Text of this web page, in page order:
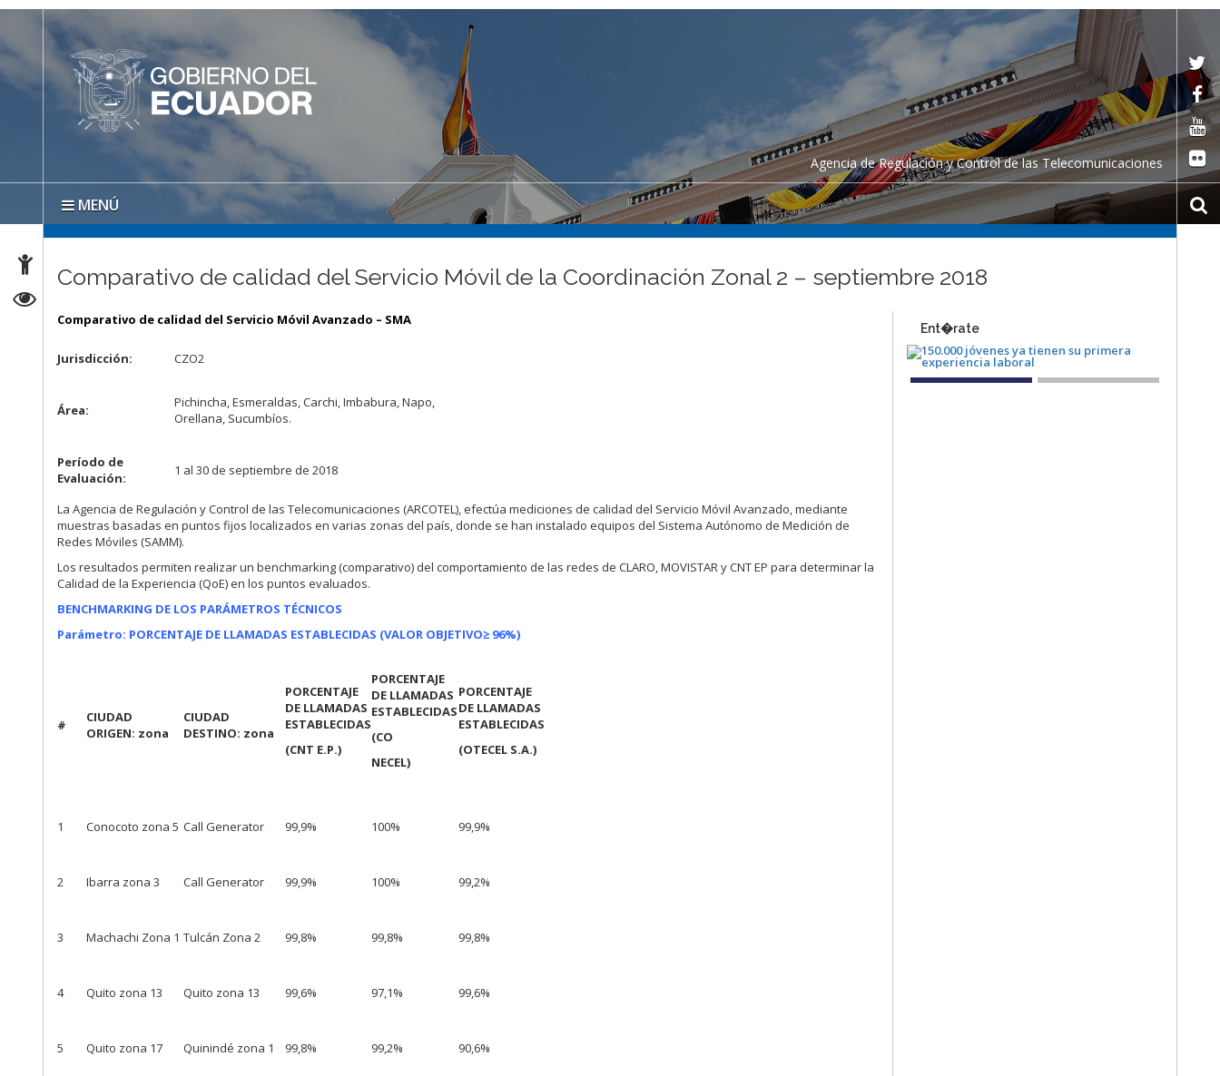
Agencia de Regulación y Control de las Telecomunicaciones
MENÚ
Comparativo de calidad del Servicio Móvil de la Coordinación Zonal 2 – septiembre 2018
Comparativo de calidad del Servicio Móvil Avanzado – SMA
Jurisdicción: CZO2
Área:
Pichincha, Esmeraldas, Carchi, Imbabura, Napo,
Orellana, Sucumbíos.
Período de
Evaluación:
1 al 30 de septiembre de 2018
La Agencia de Regulación y Control de las Telecomunicaciones (ARCOTEL), efectúa mediciones de calidad del Servicio Móvil Avanzado, mediante
muestras basadas en puntos fijos localizados en varias zonas del país, donde se han instalado equipos del Sistema Autónomo de Medición de
Redes Móviles (SAMM).
Los resultados permiten realizar un benchmarking (comparativo) del comportamiento de las redes de CLARO, MOVISTAR y CNT EP para determinar la
Calidad de la Experiencia (QoE) en los puntos evaluados.
BENCHMARKING DE LOS PARÁMETROS TÉCNICOS
Parámetro: PORCENTAJE DE LLAMADAS ESTABLECIDAS (VALOR OBJETIVO≥ 96%)
#
CIUDAD
ORIGEN: zona
CIUDAD
DESTINO: zona
PORCENTAJE
DE LLAMADAS
ESTABLECIDAS
(CNT E.P.)
PORCENTAJE
DE LLAMADAS
ESTABLECIDAS
(CO
NECEL)
PORCENTAJE
DE LLAMADAS
ESTABLECIDAS
(OTECEL S.A.)
1 Conocoto zona 5 Call Generator 99,9% 100% 99,9%
2 Ibarra zona 3 Call Generator 99,9% 100% 99,2%
3 Machachi Zona 1 Tulcán Zona 2 99,8% 99,8% 99,8%
4 Quito zona 13 Quito zona 13 99,6% 97,1% 99,6%
5 Quito zona 17 Quinindé zona 1 99,8% 99,2% 90,6%
Ent�rate